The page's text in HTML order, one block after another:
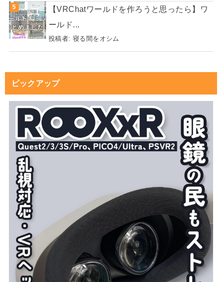
【VRChatワールドを作ろうと思ったら】ワ
ールド...
投稿者: 寝る間をオシム
ピックアップ